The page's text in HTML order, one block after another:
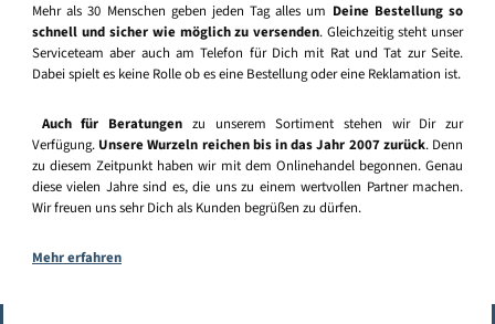
Mehr als 30 Menschen geben jeden Tag alles um Deine Bestellung so
schnell und sicher wie möglich zu versenden. Gleichzeitig steht unser
Serviceteam aber auch am Telefon für Dich mit Rat und Tat zur Seite.
Dabei spielt es keine Rolle ob es eine Bestellung oder eine Reklamation ist.
Auch für Beratungen zu unserem Sortiment stehen wir Dir zur
Verfügung. Unsere Wurzeln reichen bis in das Jahr 2007 zurück. Denn
zu diesem Zeitpunkt haben wir mit dem Onlinehandel begonnen. Genau
diese vielen Jahre sind es, die uns zu einem wertvollen Partner machen.
Wir freuen uns sehr Dich als Kunden begrüßen zu dürfen.
Mehr erfahren